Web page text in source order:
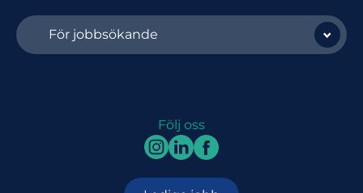
För jobbsökande
Följ oss